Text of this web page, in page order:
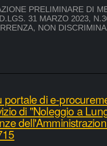
PRELIMINARE DI
31 MARZO 2023,
NON
portale di e-
di "Noleggio a